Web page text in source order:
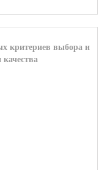
критериев выбора и